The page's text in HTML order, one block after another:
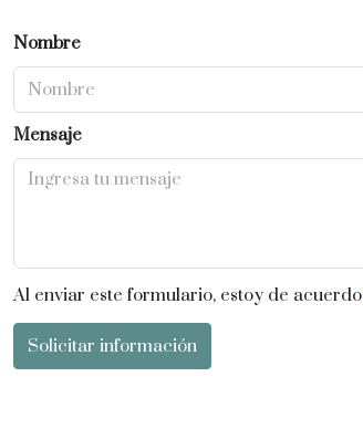
Nombre
Mensaje
Al enviar este formulario, estoy de acuerdo
Solicitar información